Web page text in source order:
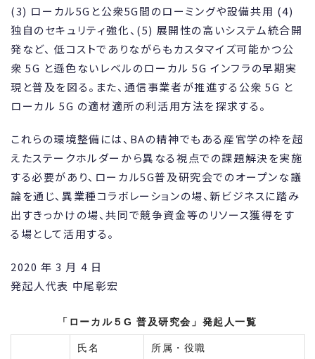
(3) ローカル5Gと公衆5G間のローミングや設備共用 (4)
独自のセキュリティ強化、(5) 展開性の高いシステム統合開
発など、 低コストでありながらもカスタマイズ可能かつ公
衆 5G と遜色ないレベルのローカル 5G インフラの早期実
現と普及を図る。また、通信事業者が推進する公衆 5G と
ローカル 5G の適材適所の利活用方法を探求する。
これらの環境整備には、BAの精神でもある産官学の枠を超
えたステークホルダーから異なる視点での課題解決を実施
する必要があり、ローカル5G普及研究会でのオープンな議
論を通じ、異業種コラボレーションの場、新ビジネスに踏み
出すきっかけの場、共同で競争資金等のリソース獲得をす
る場として活用する。
2020 年 3 月 4 日
発起人代表 中尾彰宏
「ローカル５G 普及研究会」発起人一覧
氏名 所属・役職